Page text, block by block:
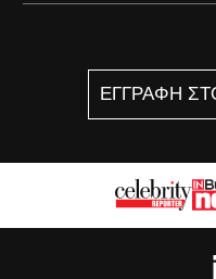
ΕΓΓΡΑΦΗ